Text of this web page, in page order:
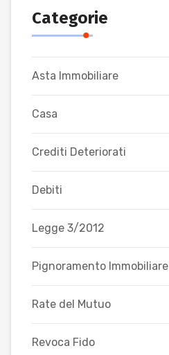
Categorie
Asta Immobiliare
Casa
Crediti Deteriorati
Debiti
Legge 3/2012
Pignoramento Immobiliare
Rate del Mutuo
Revoca Fido